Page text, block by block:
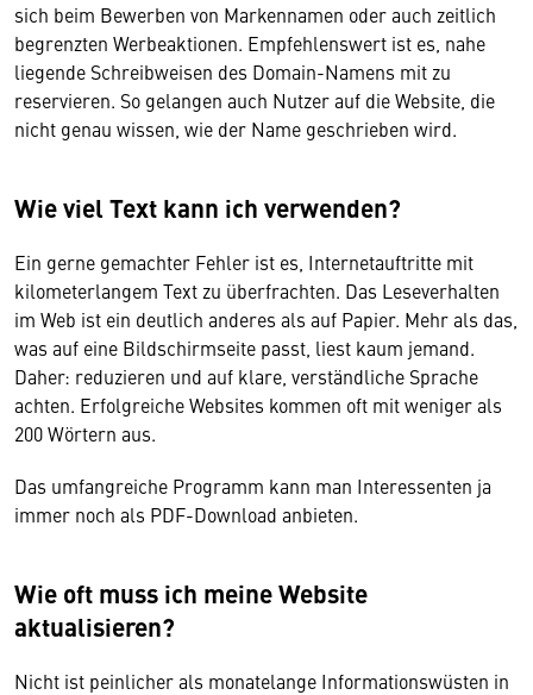
sich beim Bewerben von Markennamen oder auch zeitlich
begrenzten Werbeaktionen. Empfehlenswert ist es, nahe
liegende Schreibweisen des Domain-Namens mit zu
reservieren. So gelangen auch Nutzer auf die Website, die
nicht genau wissen, wie der Name geschrieben wird.
Wie viel Text kann ich verwenden?
Ein gerne gemachter Fehler ist es, Internetauftritte mit
kilometerlangem Text zu überfrachten. Das Leseverhalten
im Web ist ein deutlich anderes als auf Papier. Mehr als das,
was auf eine Bildschirmseite passt, liest kaum jemand.
Daher: reduzieren und auf klare, verständliche Sprache
achten. Erfolgreiche Websites kommen oft mit weniger als
200 Wörtern aus.
Das umfangreiche Programm kann man Interessenten ja
immer noch als PDF-Download anbieten.
Wie oft muss ich meine Website
aktualisieren?
Nicht ist peinlicher als monatelange Informationswüsten in